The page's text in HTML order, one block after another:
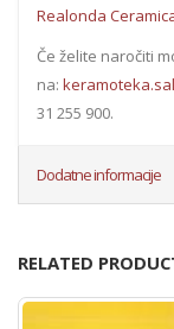
Realonda
Če želite naročiti
na:
31 255 900.
Dodatne informacije
RELATED